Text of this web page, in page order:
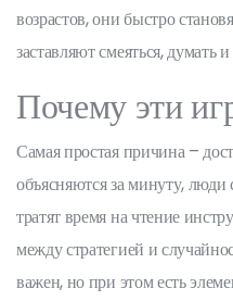
возрастов, они быстро
заставляют смеяться, думать
Почему эти
Самая простая причина –
объясняются за минуту, люди
тратят время на чтение
между стратегией и
важен, но при этом есть